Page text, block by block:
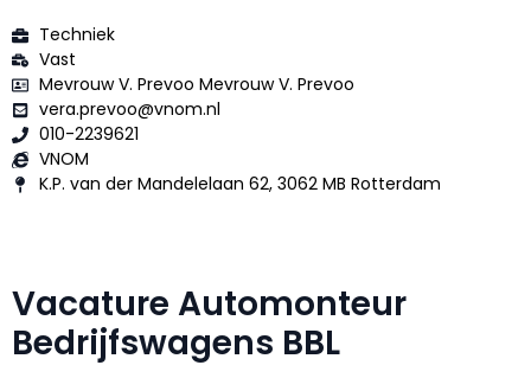
Techniek
Vast
Mevrouw V. Prevoo Mevrouw V. Prevoo
vera.prevoo@vnom.nl
010-2239621
VNOM
K.P. van der Mandelelaan 62, 3062 MB Rotterdam
Vacature Automonteur
Bedrijfswagens BBL